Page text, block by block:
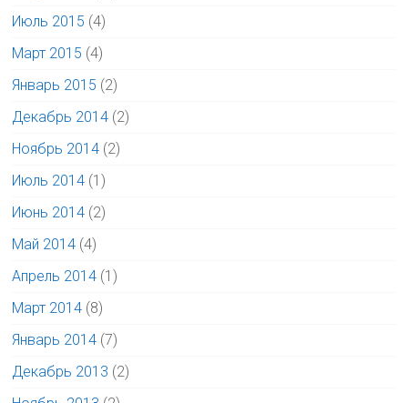
Июль 2015 (4)
Март 2015 (4)
Январь 2015 (2)
Декабрь 2014 (2)
Ноябрь 2014 (2)
Июль 2014 (1)
Июнь 2014 (2)
Май 2014 (4)
Апрель 2014 (1)
Март 2014 (8)
Январь 2014 (7)
Декабрь 2013 (2)